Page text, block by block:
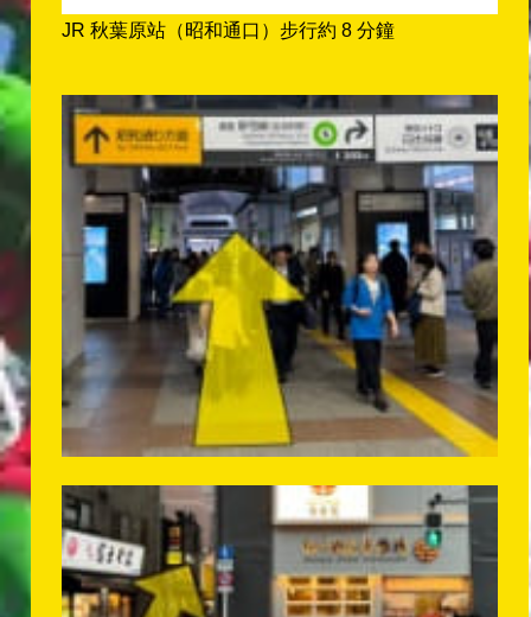
JR 秋葉原站（昭和通口）步行約 8 分鐘